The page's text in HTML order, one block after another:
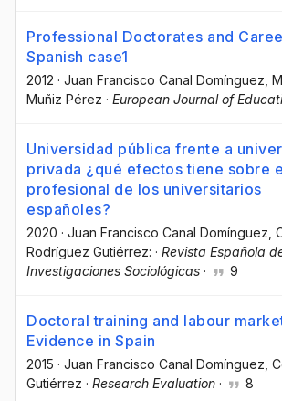
Professional Doctorates and
Spanish case1
2012 · Juan Francisco Canal Domínguez ,
Muñiz Pérez · European Journal of
Universidad pública frente a
privada ¿qué efectos tiene sobre
profesional de los universitarios
españoles?
2020 · Juan Francisco Canal Domínguez ,
Rodríguez Gutiérrez: · Revista Española
Investigaciones Sociológicas · 9
Doctoral training and labour
Evidence in Spain
2015 · Juan Francisco Canal Domínguez ,
Gutiérrez · Research Evaluation · 8